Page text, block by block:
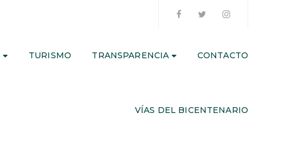
TURISMO TRANSPARENCIA CONTACTO
VÍAS DEL BICENTENARIO